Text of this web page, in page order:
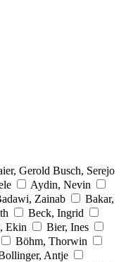
Gerold Busch, Serejo
Aydin, Nevin
Zainab
Bakar,
Beck, Ingrid
Ekin
Bier, Ines
Böhm, Thorwin
Antje